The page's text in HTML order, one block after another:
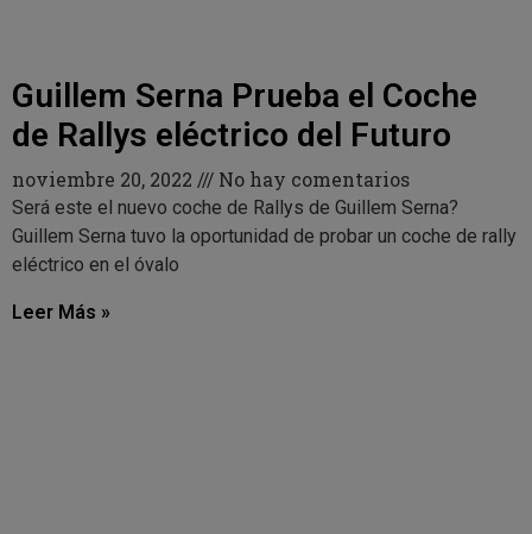
Guillem Serna Prueba el Coche
de Rallys eléctrico del Futuro
noviembre 20, 2022 No hay comentarios
Será este el nuevo coche de Rallys de Guillem Serna?
Guillem Serna tuvo la oportunidad de probar un coche de rally
eléctrico en el óvalo
Leer Más »